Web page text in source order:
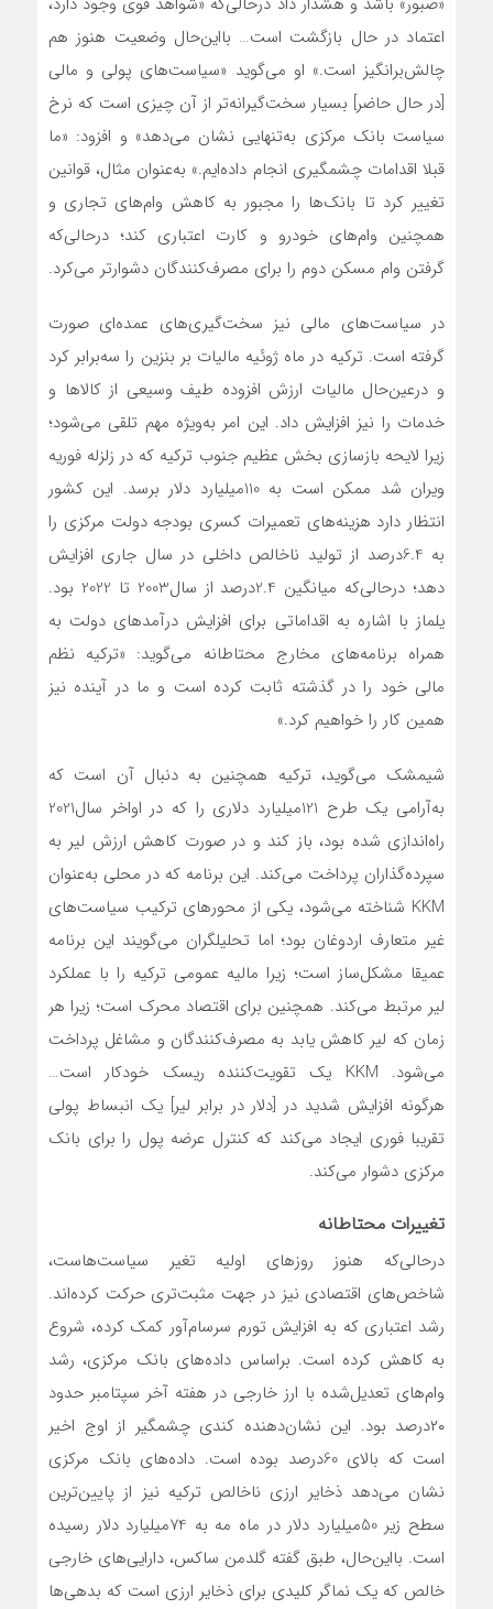
اعتماد در حال بازگشت است… با‌این‌حال وضعیت هنوز هم
چالش‌برانگیز است.» او می‌گوید «سیاست‌های پولی و مالی
[در حال حاضر] بسیار سخت‌گیرانه‌تر از آن چیزی است که نرخ
سیاست بانک مرکزی به‌تنهایی نشان می‌دهد» و افزود: «ما
قبلا اقدامات چشمگیری انجام داده‌ایم.» به‌عنوان مثال، قوانین
تغییر کرد تا بانک‌ها را مجبور به کاهش وام‌های تجاری و
همچنین وام‌های خودرو و کارت اعتباری کند؛ درحالی‌که
گرفتن وام مسکن دوم را برای مصرف‌کنندگان دشوارتر می‌کرد.
در سیاست‌های مالی نیز سخت‌گیری‌های عمده‌ای صورت
گرفته است. ترکیه در ماه ژوئیه مالیات بر بنزین را سه‌برابر کرد
و در‌عین‌حال مالیات ارزش افزوده طیف وسیعی از کالاها و
خدمات را نیز افزایش داد. این امر به‌ویژه مهم تلقی می‌شود؛
زیرا لایحه بازسازی بخش عظیم جنوب ترکیه که در زلزله فوریه
ویران شد ممکن است به 110میلیارد دلار برسد. این کشور
انتظار دارد هزینه‌های تعمیرات کسری بودجه دولت مرکزی را
به 6.4درصد از تولید ناخالص داخلی در سال جاری افزایش
دهد؛ درحالی‌که میانگین 2.4درصد از سال2003 تا 2022 بود.
یلماز با اشاره به اقداماتی برای افزایش درآمدهای دولت به
همراه برنامه‌های مخارج محتاطانه می‌گوید: «ترکیه نظم
مالی خود را در گذشته ثابت کرده است و ما در آینده نیز
همین کار را خواهیم کرد.»
شیمشک می‌گوید، ترکیه همچنین به دنبال آن است که
به‌آرامی یک طرح 121میلیارد دلاری را که در اواخر سال2021
راه‌اندازی شده بود، باز کند و در صورت کاهش ارزش لیر به
سپرده‌گذاران پرداخت می‌کند. این برنامه که در محلی به‌عنوان
KKM شناخته می‌شود، یکی از محورهای ترکیب سیاست‌های
غیر متعارف اردوغان بود؛ اما تحلیلگران می‌گویند این برنامه
عمیقا مشکل‌ساز است؛ زیرا مالیه عمومی ترکیه را با عملکرد
لیر مرتبط می‌کند. همچنین برای اقتصاد محرک است؛ زیرا هر
زمان که لیر کاهش یابد به مصرف‌کنندگان و مشاغل پرداخت
می‌شود. KKM یک تقویت‌کننده ریسک خودکار است…
هرگونه افزایش شدید در [دلار در برابر لیر] یک انبساط پولی
تقریبا فوری ایجاد می‌کند که کنترل عرضه پول را برای بانک
مرکزی دشوار می‌کند.
تغییرات محتاطانه
درحالی‌که هنوز روزهای اولیه تغیر سیاست‌هاست،
شاخص‌های اقتصادی نیز در جهت مثبت‌تری حرکت کرده‌اند.
رشد اعتباری که به افزایش تورم سرسام‌آور کمک کرده، شروع
به کاهش کرده است. براساس داده‌های بانک مرکزی، رشد
وام‌های تعدیل‌شده با ارز خارجی در هفته آخر سپتامبر حدود
۲۰درصد بود. این نشان‌دهنده کندی چشمگیر از اوج اخیر
است که بالای 60درصد بوده است. داده‌های بانک مرکزی
نشان می‌دهد ذخایر ارزی ناخالص ترکیه نیز از پایین‌ترین
سطح زیر 50میلیارد دلار در ماه مه به 74میلیارد دلار رسیده
است. با‌این‌حال، طبق گفته گلدمن ساکس، دارایی‌های خارجی
خالص که یک نماگر کلیدی برای ذخایر ارزی است که بدهی‌ها